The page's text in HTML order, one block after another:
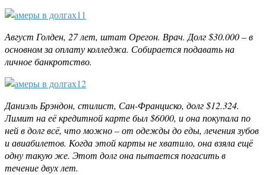
Август Голден, 27 лет, штат Орегон. Врач. Долг $30.000 – в
основном за оплату колледжа. Собирается подавать на
личное банкротство.
Даниэль Брэндон, стилист, Сан-Франциско, долг $12.324.
Лимит на её кредитной карте был $6000, и она покупала по
ней в долг всё, что можно – от одежды до еды, лечения зубов
и авиабилетов. Когда этой карты не хватило, она взяла ещё
одну такую же. Этот долг она пытается погасить в
течение двух лет.